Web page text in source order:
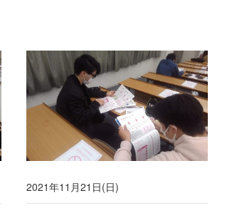
2021年11月21日(日)